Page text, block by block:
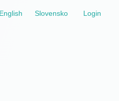
Login
English Slovensko